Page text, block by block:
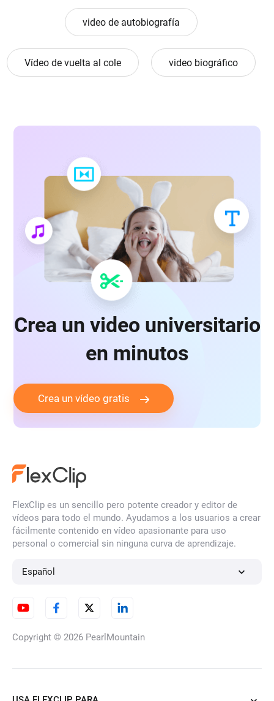
video de autobiografía
Vídeo de vuelta al cole video biográfico
Crea un video universitario
en minutos
Crea un vídeo gratis
FlexClip es un sencillo pero potente creador y editor de
vídeos para todo el mundo. Ayudamos a los usuarios a crear
fácilmente contenido en vídeo apasionante para uso
personal o comercial sin ninguna curva de aprendizaje.
Español
Copyright © 2026 PearlMountain